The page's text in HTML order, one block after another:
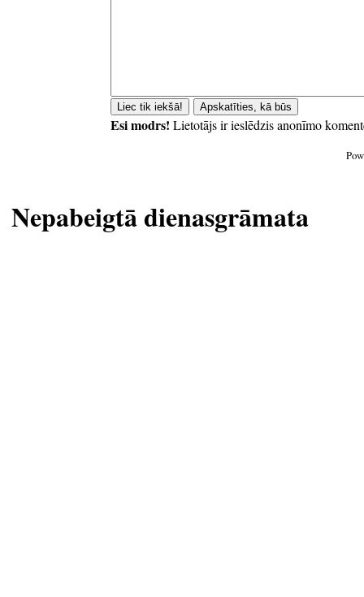
Esi modrs! Lietotājs ir ieslēdzis anonīmo
Nepabeigtā dienasgrāmata